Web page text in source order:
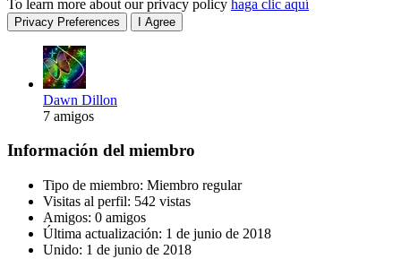
To learn more about our privacy policy haga clic aquí
Privacy Preferences I Agree
Dawn Dillon
7 amigos
Información del miembro
Tipo de miembro: Miembro regular
Visitas al perfil: 542 vistas
Amigos: 0 amigos
Última actualización: 1 de junio de 2018
Unido: 1 de junio de 2018